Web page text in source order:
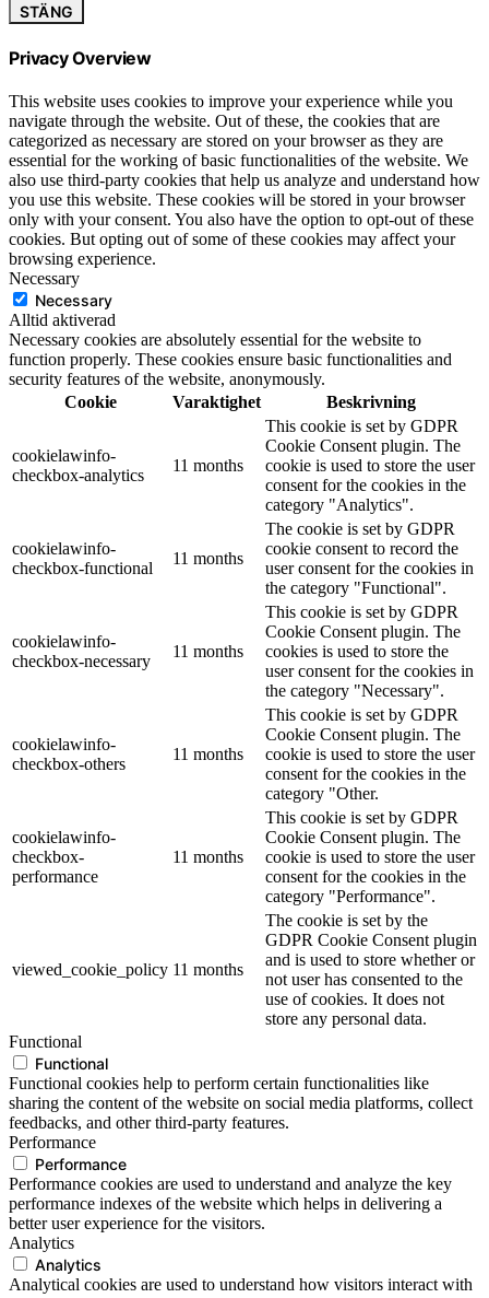
STÄNG
Privacy Overview
This website uses cookies to improve your experience while you
navigate through the website. Out of these, the cookies that are
categorized as necessary are stored on your browser as they are
essential for the working of basic functionalities of the website. We
also use third-party cookies that help us analyze and understand how
you use this website. These cookies will be stored in your browser
only with your consent. You also have the option to opt-out of these
cookies. But opting out of some of these cookies may affect your
browsing experience.
Necessary
Necessary
Alltid aktiverad
Necessary cookies are absolutely essential for the website to
function properly. These cookies ensure basic functionalities and
security features of the website, anonymously.
Cookie
Varaktighet Beskrivning
cookielawinfo-
checkbox-analytics
11 months
This cookie is set by GDPR
Cookie Consent plugin. The
cookie is used to store the user
consent for the cookies in the
category "Analytics".
cookielawinfo-
checkbox-functional
11 months
The cookie is set by GDPR
cookie consent to record the
user consent for the cookies in
the category "Functional".
cookielawinfo-
checkbox-necessary
11 months
This cookie is set by GDPR
Cookie Consent plugin. The
cookies is used to store the
user consent for the cookies in
the category "Necessary".
cookielawinfo-
checkbox-others
11 months
This cookie is set by GDPR
Cookie Consent plugin. The
cookie is used to store the user
consent for the cookies in the
category "Other.
cookielawinfo-
checkbox-
performance
11 months
This cookie is set by GDPR
Cookie Consent plugin. The
cookie is used to store the user
consent for the cookies in the
category "Performance".
viewed_cookie_policy 11 months
The cookie is set by the
GDPR Cookie Consent plugin
and is used to store whether or
not user has consented to the
use of cookies. It does not
store any personal data.
Functional
Functional
Functional cookies help to perform certain functionalities like
sharing the content of the website on social media platforms, collect
feedbacks, and other third-party features.
Performance
Performance
Performance cookies are used to understand and analyze the key
performance indexes of the website which helps in delivering a
better user experience for the visitors.
Analytics
Analytics
Analytical cookies are used to understand how visitors interact with